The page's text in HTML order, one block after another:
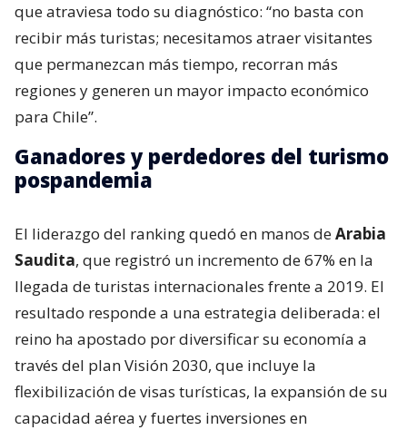
que atraviesa todo su diagnóstico: “no basta con
recibir más turistas; necesitamos atraer visitantes
que permanezcan más tiempo, recorran más
regiones y generen un mayor impacto económico
para Chile”.
Ganadores y perdedores del turismo
pospandemia
El liderazgo del ranking quedó en manos deArabia
Saudita, que registró un incremento de 67% en la
llegada de turistas internacionales frente a 2019. El
resultado responde a una estrategia deliberada: el
reino ha apostado por diversificar su economía a
través del plan Visión 2030, que incluye la
flexibilización de visas turísticas, la expansión de su
capacidad aérea y fuertes inversiones en